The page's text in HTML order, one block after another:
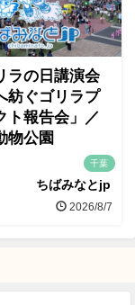
ラの日講演会
紡ぐゴリラプ
ト報告会」／
物公園
千葉
ちばみなとjp
2026/8/7